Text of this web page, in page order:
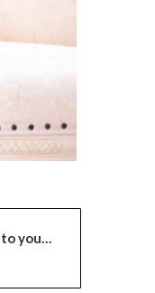
to you…